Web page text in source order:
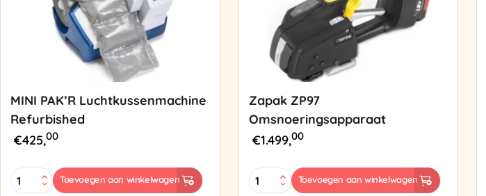
MINI PAK’R Luchtkussenmachine
Refurbished
€425,00
MINI
PAK'R
Toevoegen aan winkelwagen
Zapak ZP97
Omsnoeringsapparaat
€1.499,00
Zapak
ZP97
Toevoegen aan winkelwagen